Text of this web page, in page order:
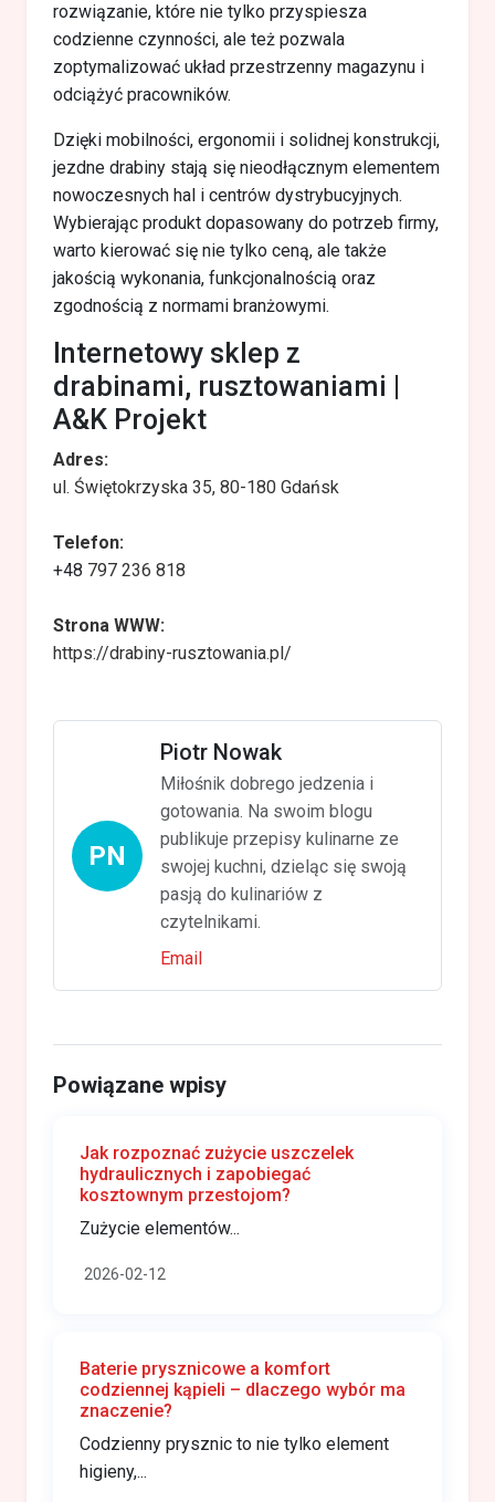
rozwiązanie, które nie tylko przyspiesza
codzienne czynności, ale też pozwala
zoptymalizować układ przestrzenny magazynu i
odciążyć pracowników.
Dzięki mobilności, ergonomii i solidnej konstrukcji,
jezdne drabiny stają się nieodłącznym elementem
nowoczesnych hal i centrów dystrybucyjnych.
Wybierając produkt dopasowany do potrzeb firmy,
warto kierować się nie tylko ceną, ale także
jakością wykonania, funkcjonalnością oraz
zgodnością z normami branżowymi.
Internetowy sklep z
drabinami, rusztowaniami |
A&K Projekt
Adres:
ul. Świętokrzyska 35, 80-180 Gdańsk
Telefon:
+48 797 236 818
Strona WWW:
https://drabiny-rusztowania.pl/
PN
Piotr Nowak
Miłośnik dobrego jedzenia i
gotowania. Na swoim blogu
publikuje przepisy kulinarne ze
swojej kuchni, dzieląc się swoją
pasją do kulinariów z
czytelnikami.
Email
Powiązane wpisy
Jak rozpoznać zużycie uszczelek
hydraulicznych i zapobiegać
kosztownym przestojom?
Zużycie elementów...
2026-02-12
Baterie prysznicowe a komfort
codziennej kąpieli – dlaczego wybór ma
znaczenie?
Codzienny prysznic to nie tylko element
higieny,...